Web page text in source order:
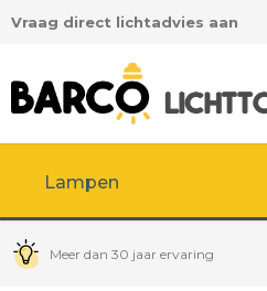
hoofdinhoud
Vraag direct lichtadvies aan
Lampen
Meer dan 30 jaar ervaring